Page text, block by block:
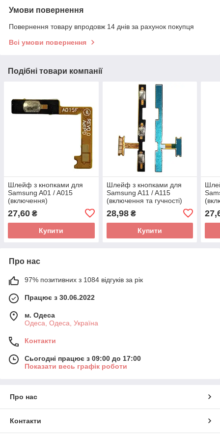
Умови повернення
Повернення товару впродовж 14 днів за рахунок покупця
Всі умови повернення
Подібні товари компанії
Шлейф з кнопками для
Samsung A01 / A015
(включення)
27,60 ₴
Купити
Шлейф з кнопками для
Samsung A11 / A115
(включення та гучності)
28,98₴
Купити
Про нас
97% позитивних з 1084 відгуків за рік
Працює з 30.06.2022
м. Одеса
Одеса, Одеса, Україна
Контакти
Сьогодні працює з 09:00 до 17:00
Показати весь графік роботи
Про нас
Контакти